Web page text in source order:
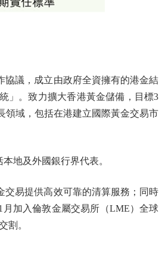
議，成立由政府全資擁有的港金結
」。致力擴大香港黃金儲備，目標3
領域，包括在港建立國際黃金交易市
地及外國銀行界代表。
易提供高效可靠的清算服務；同時
加入倫敦金屬交易所（LME）全球
割。